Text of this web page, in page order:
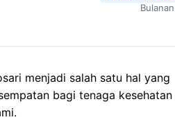
Bulanan
menjadi salah satu hal yang
bagi tenaga kesehatan